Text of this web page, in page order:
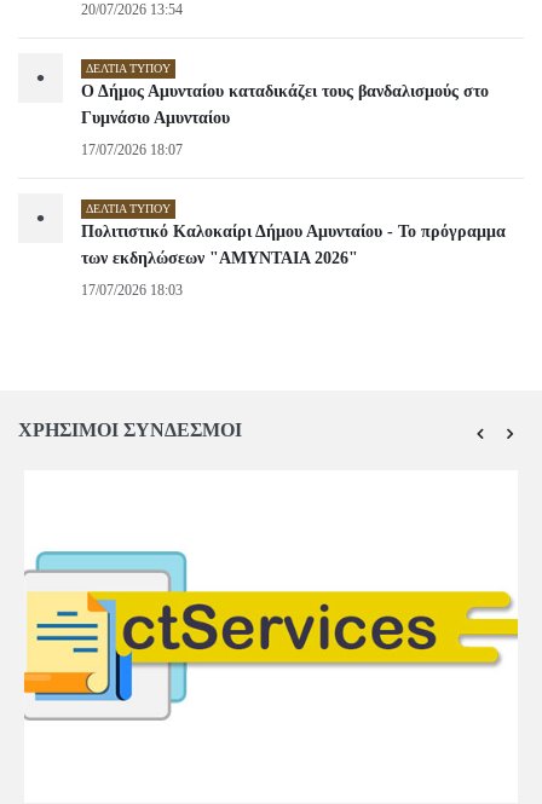
20/07/2026 13:54
• ΔΕΛΤΊΑ ΤΎΠΟΥ
Ο Δήμος Αμυνταίου καταδικάζει τους βανδαλισμούς στο
Γυμνάσιο Αμυνταίου
17/07/2026 18:07
• ΔΕΛΤΊΑ ΤΎΠΟΥ
Πολιτιστικό Καλοκαίρι Δήμου Αμυνταίου - Το πρόγραμμα
των εκδηλώσεων "ΑΜΥΝΤΑΙΑ 2026"
17/07/2026 18:03
ΧΡΗΣΙΜΟΙ ΣΥΝΔΕΣΜΟΙ